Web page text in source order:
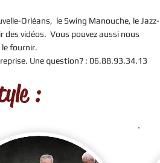
Orléans, le Swing Manouche, le Jazz-
vidéos. Vous pouvez aussi nous
le fournir.
Une question? : 06.88.93.34.13
: